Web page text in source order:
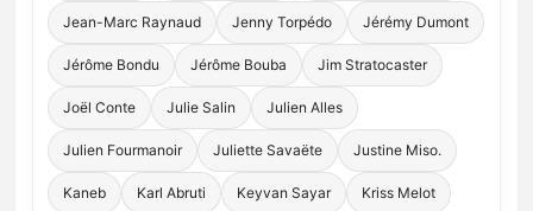
Jean-Marc Raynaud Jenny Torpédo Jérémy Dumont
Jérôme Bondu Jérôme Bouba Jim Stratocaster
Joël Conte Julie Salin Julien Alles
Julien Fourmanoir Juliette Savaëte Justine Miso.
Kaneb Karl Abruti Keyvan Sayar Kriss Melot